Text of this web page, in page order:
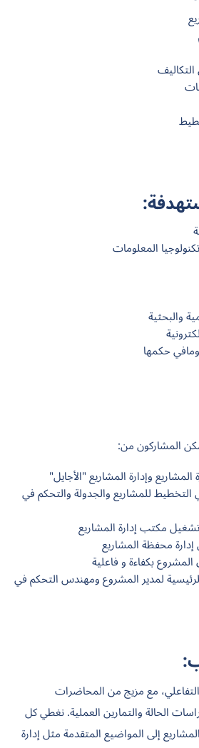
المعلومات
والبحثية
حكمها
المشاركون من:
وإدارة المشاريع "الأجايل"
للمشاريع والجدولة والتحكم في
مكتب إدارة المشاريع
محفظة المشاريع
بكفاءة و فاعلية
لمدير المشروع ومهندس التحكم في
مع مزيج من المحاضرات
الحالة والتمارين العملية. نغطي كل
إلى المواضيع المتقدمة مثل إدارة